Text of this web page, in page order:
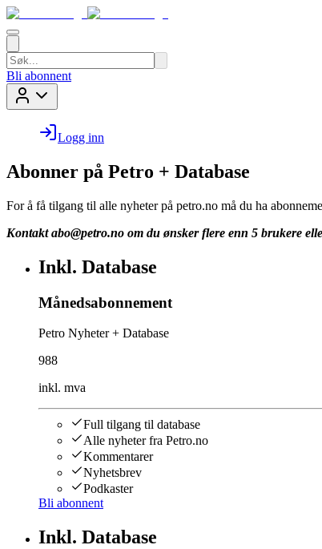
Bli abonnent
Logg inn
Abonner på Petro + Database
For å få tilgang til alle nyheter på petro.no må du ha
Kontakt abo@petro.no om du ønsker flere enn 5 brukere
Inkl. Database
Månedsabonnement
Petro Nyheter + Database
988
inkl. mva
Full tilgang til database
Alle nyheter fra Petro.no
Kommentarer
Nyhetsbrev
Podkaster
Bli abonnent
Inkl. Database